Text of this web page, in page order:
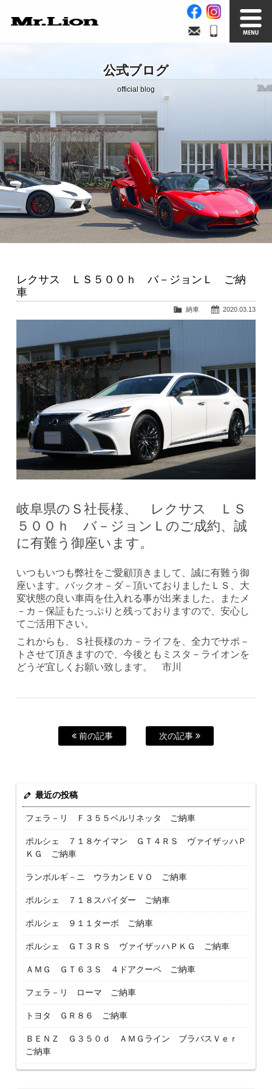
在庫車情報 買取無料査定
Factory
自社工場 サービス案内
Official Blog
公式ブログ
Company info.
会社案内
公式ブログ
official blog
レクサス ＬＳ５００ｈ バ－ジョンＬ ご納
車
2020.03.13
納車
岐阜県のＳ社長様、 レクサス ＬＳ
５００ｈ バ－ジョンＬのご成約、誠
に有難う御座います。
いつもいつも弊社をご愛顧頂きまして、誠に有難う御
座います。バックオ－ダ－頂いておりましたＬＳ、大
変状態の良い車両を仕入れる事が出来ました。またメ
－カ－保証もたっぷりと残っておりますので、安心し
てご活用下さい。
これからも、Ｓ社長様のカ－ライフを、全力でサポ－
トさせて頂きますので、今後ともミスタ－ライオンを
どうぞ宜しくお願い致します。 市川
前の記事 次の記事
最近の投稿
フェラ－リ Ｆ３５５ベルリネッタ ご納車
ポルシェ ７１８ケイマン ＧＴ４ＲＳ ヴァイザッハＰ
ＫＧ ご納車
ランボルギ－ニ ウラカンＥＶＯ ご納車
ポルシェ ７１８スパイダー ご納車
ポルシェ ９１１ターボ ご納車
ポルシェ ＧＴ３ＲＳ ヴァイザッハＰＫＧ ご納車
ＡＭＧ ＧＴ６３Ｓ ４ドアクーペ ご納車
フェラ－リ ローマ ご納車
トヨタ ＧＲ８６ ご納車
ＢＥＮＺ Ｇ３５０ｄ ＡＭＧライン ブラバスＶｅｒ
ご納車